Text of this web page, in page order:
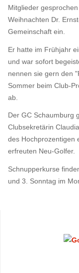
Mitglieder
Weihnachten Dr.
Gemeinschaft ein.
Er hatte im Frühjahr
und war sofort
nennen sie gern den
Sommer beim Club-
ab.
Der GC Schaumburg
Clubsekretärin
des Hochprozentigen
erfreuten Neu-Golfer.
Schnupperkurse
und 3. Sonntag im